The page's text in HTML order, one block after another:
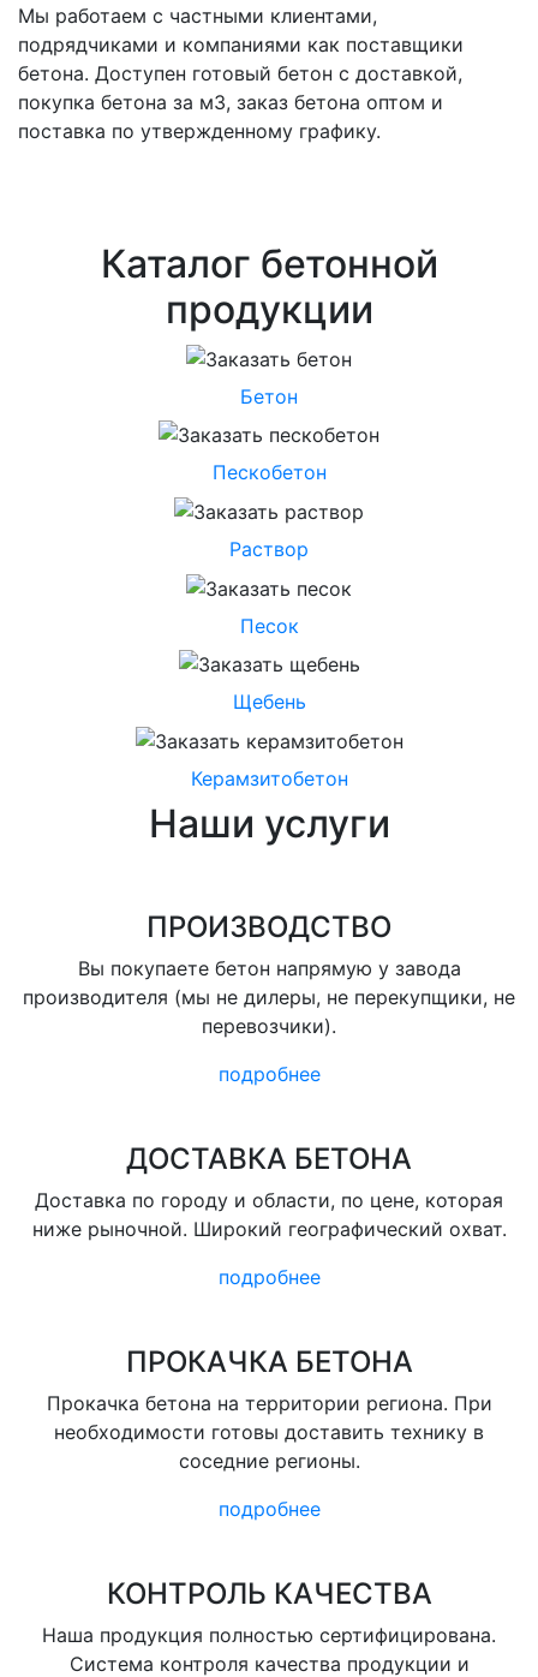
Мы работаем с частными клиентами,
подрядчиками и компаниями как поставщики
бетона. Доступен готовый бетон с доставкой,
покупка бетона за м3, заказ бетона оптом и
поставка по утвержденному графику.
Каталог бетонной
продукции
Бетон
Пескобетон
Раствор
Песок
Щебень
Керамзитобетон
Наши услуги
ПРОИЗВОДСТВО
Вы покупаете бетон напрямую у завода
производителя (мы не дилеры, не перекупщики, не
перевозчики).
подробнее
ДОСТАВКА БЕТОНА
Доставка по городу и области, по цене, которая
ниже рыночной. Широкий географический охват.
подробнее
ПРОКАЧКА БЕТОНА
Прокачка бетона на территории региона. При
необходимости готовы доставить технику в
соседние регионы.
подробнее
КОНТРОЛЬ КАЧЕСТВА
Наша продукция полностью сертифицирована.
Система контроля качества продукции и